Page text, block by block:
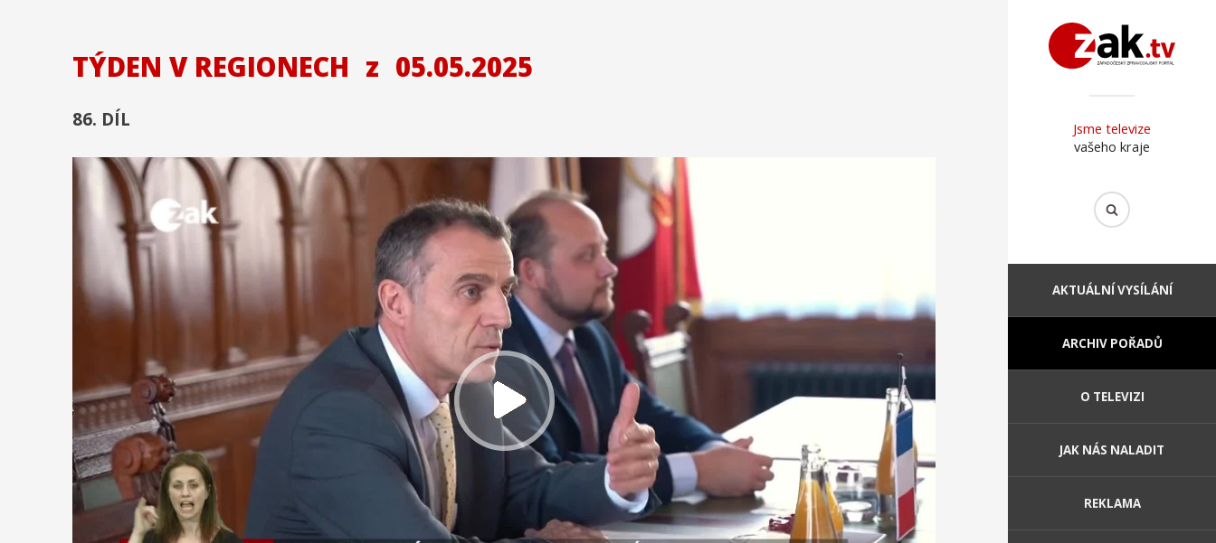
Jsme televize
vašeho kraje
AKTUÁLNÍ VYSÍLÁNÍ
ARCHIV POŘADŮ
O TELEVIZI
JAK NÁS NALADIT
REKLAMA
TÝDEN V REGIONECH z 05.05.2025
86. DÍL